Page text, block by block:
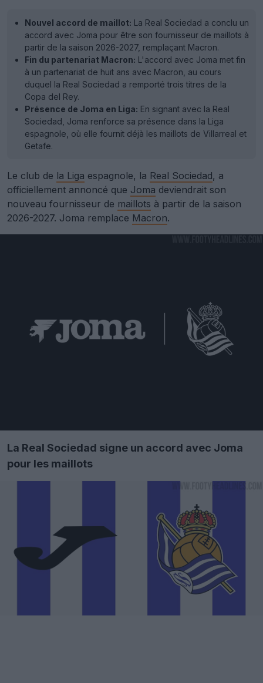
Nouvel accord de maillot: La Real Sociedad a conclu un
accord avec Joma pour être son fournisseur de maillots à
partir de la saison 2026-2027, remplaçant Macron.
Fin du partenariat Macron: L'accord avec Joma met fin
à un partenariat de huit ans avec Macron, au cours
duquel la Real Sociedad a remporté trois titres de la
Copa del Rey.
Présence de Joma en Liga: En signant avec la Real
Sociedad, Joma renforce sa présence dans la Liga
espagnole, où elle fournit déjà les maillots de Villarreal et
Getafe.
Le club de la Liga espagnole, la Real Sociedad, a
officiellement annoncé que Joma deviendrait son
nouveau fournisseur de maillots à partir de la saison
2026-2027. Joma remplace Macron.
La Real Sociedad signe un accord avec Joma
pour les maillots